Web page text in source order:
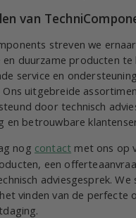
van
streven we
duurzame producten te
service en
Ons uitgebreide
door technisch
en betrouwbare
nog contact met ons op
een
adviesgesprek. We
vinden van de perfecte